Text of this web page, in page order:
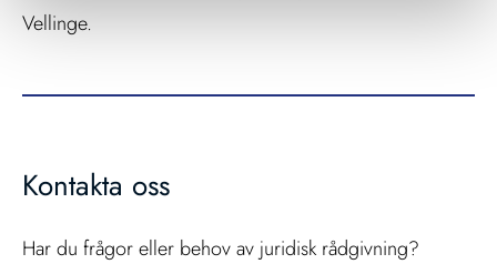
Vellinge.
Kontakta oss
Har du frågor eller behov av juridisk rådgivning?